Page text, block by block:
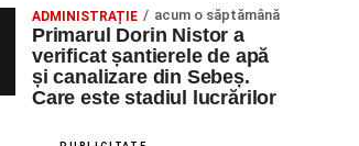
ADMINISTRAȚIE acum o săptămână
Primarul Dorin Nistor a
verificat șantierele de apă
și canalizare din Sebeș.
Care este stadiul lucrărilor